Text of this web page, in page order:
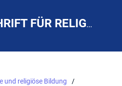
ZEITSCHRIFT FÜR RELIGIONSPÄDAGOGIK. THEO-WEB
und religiöse Bildung
/